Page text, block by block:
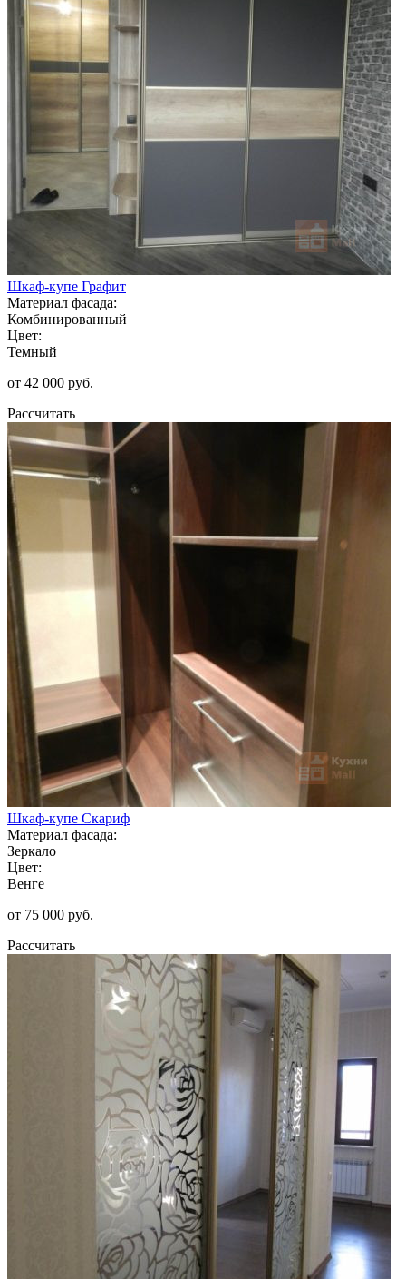
Шкаф-купе Графит
Материал фасада:
Комбинированный
Цвет:
Темный
от 42 000 руб.
Рассчитать
Шкаф-купе Скариф
Материал фасада:
Зеркало
Цвет:
Венге
от 75 000 руб.
Рассчитать